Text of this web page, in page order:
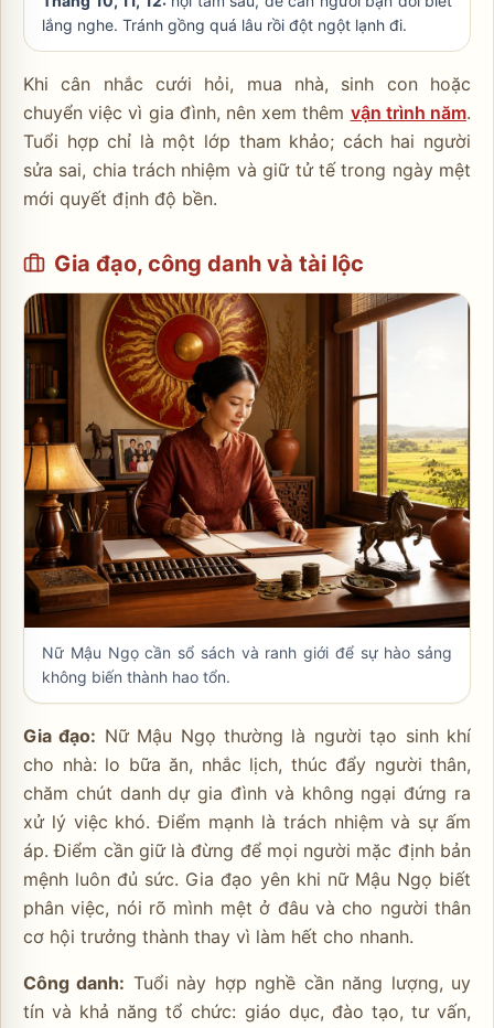
lắng nghe. Tránh gồng quá lâu rồi đột ngột lạnh đi.
Khi cân nhắc cưới hỏi, mua nhà, sinh con hoặc
chuyển việc vì gia đình, nên xem thêm vận trình năm.
Tuổi hợp chỉ là một lớp tham khảo; cách hai người
sửa sai, chia trách nhiệm và giữ tử tế trong ngày mệt
mới quyết định độ bền.
Gia đạo, công danh và tài lộc
Nữ Mậu Ngọ cần sổ sách và ranh giới để sự hào sảng
không biến thành hao tổn.
Gia đạo: Nữ Mậu Ngọ thường là người tạo sinh khí
cho nhà: lo bữa ăn, nhắc lịch, thúc đẩy người thân,
chăm chút danh dự gia đình và không ngại đứng ra
xử lý việc khó. Điểm mạnh là trách nhiệm và sự ấm
áp. Điểm cần giữ là đừng để mọi người mặc định bản
mệnh luôn đủ sức. Gia đạo yên khi nữ Mậu Ngọ biết
phân việc, nói rõ mình mệt ở đâu và cho người thân
cơ hội trưởng thành thay vì làm hết cho nhanh.
Công danh: Tuổi này hợp nghề cần năng lượng, uy
tín và khả năng tổ chức: giáo dục, đào tạo, tư vấn,